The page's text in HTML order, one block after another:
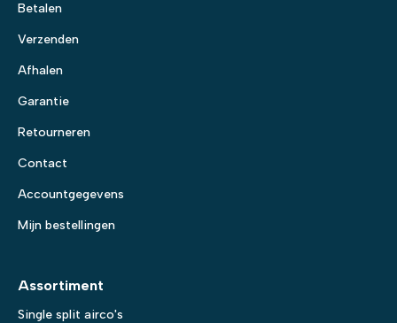
Betalen
Verzenden
Afhalen
Garantie
Retourneren
Contact
Accountgegevens
Mijn bestellingen
Assortiment
Single split airco's